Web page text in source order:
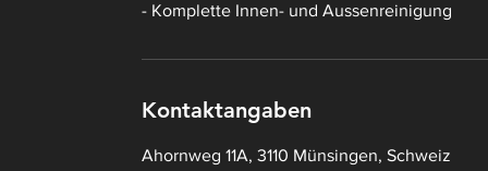
- Komplette Innen- und Aussenreinigung
Kontaktangaben
Ahornweg 11A, 3110 Münsingen, Schweiz